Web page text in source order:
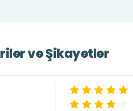
ve Şikayetler